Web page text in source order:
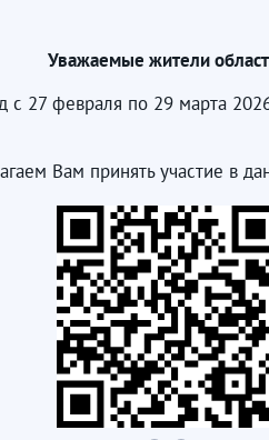
Уважаемые жители
27 февраля по 29 марта
Вам принять участие в